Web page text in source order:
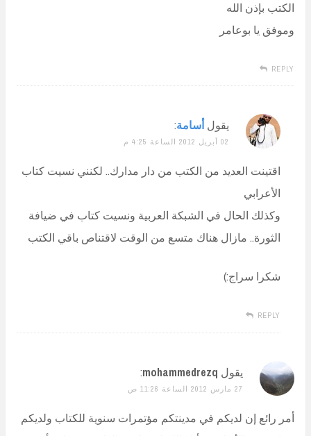
الكتب بإذن الله
وموفق يا بوعامر
REPLY
يقول أسامة:
02 أبريل 2012 الساعة 4:25 م
اقتينت العديد من الكتب من دار مدارك.. لكنني نسيت كتاب
الأعرابي
وكذلك الحال في الشبكة العربية ونسيت كتاب في ضيافة
الثورة.. مازال هناك متسع من الوقت لاقتناص باقي الكتب
شكرا سراج:)
REPLY
يقول mohammedrezq
:
27 مارس 2012 الساعة 11:26 ص
أمر رائع إن لديكم في مدينتكم مؤتمرات سنوية للكتاب ولديكم